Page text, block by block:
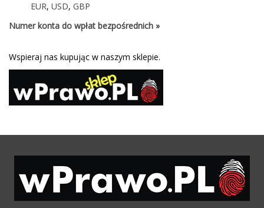
EUR, USD, GBP
Numer konta do wpłat bezpośrednich »
Wspieraj nas kupując w naszym sklepie.